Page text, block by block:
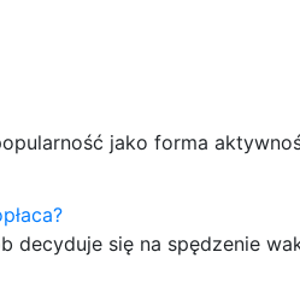
jako forma
decyduje się na spędzenie